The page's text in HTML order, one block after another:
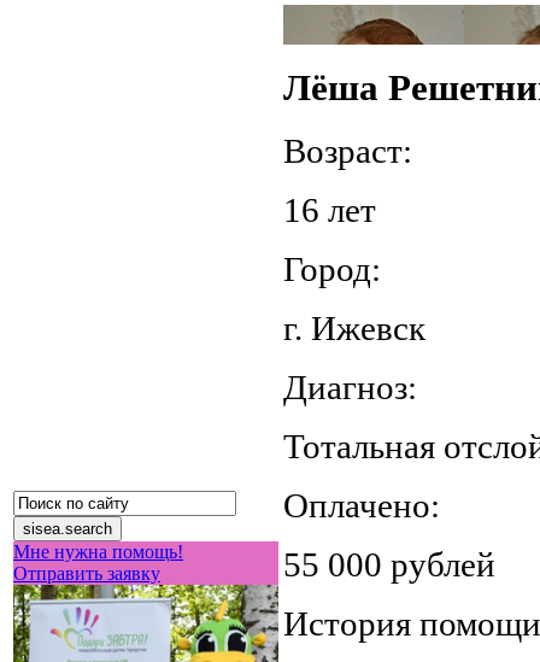
Мне нужна помощь!
Отправить заявку
Лёша
Возраст:
16 лет
Город:
г. Ижевск
Диагноз:
Тотальная
Оплачено:
55 000 рублей
История помощи